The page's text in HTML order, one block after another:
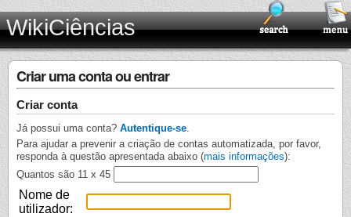
WikiCiências
Criar uma conta ou entrar
Criar conta
Já possui uma conta? Autentique-se
Para ajudar a prevenir a criação de contas automatizada, por favor,
responda à questão apresentada abaixo (mais informações):
Quantos são 11 x 45
Nome de
utilizador: